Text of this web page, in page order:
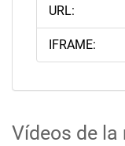
URL:
IFRAME:
Vídeos de la